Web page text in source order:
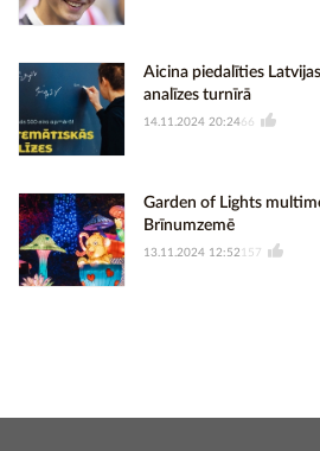
Aicina piedalīties
analīzes turnīrā
14.11.2024 20:2466
Garden of Lights
Brīnumzemē
13.11.2024 12:52 157